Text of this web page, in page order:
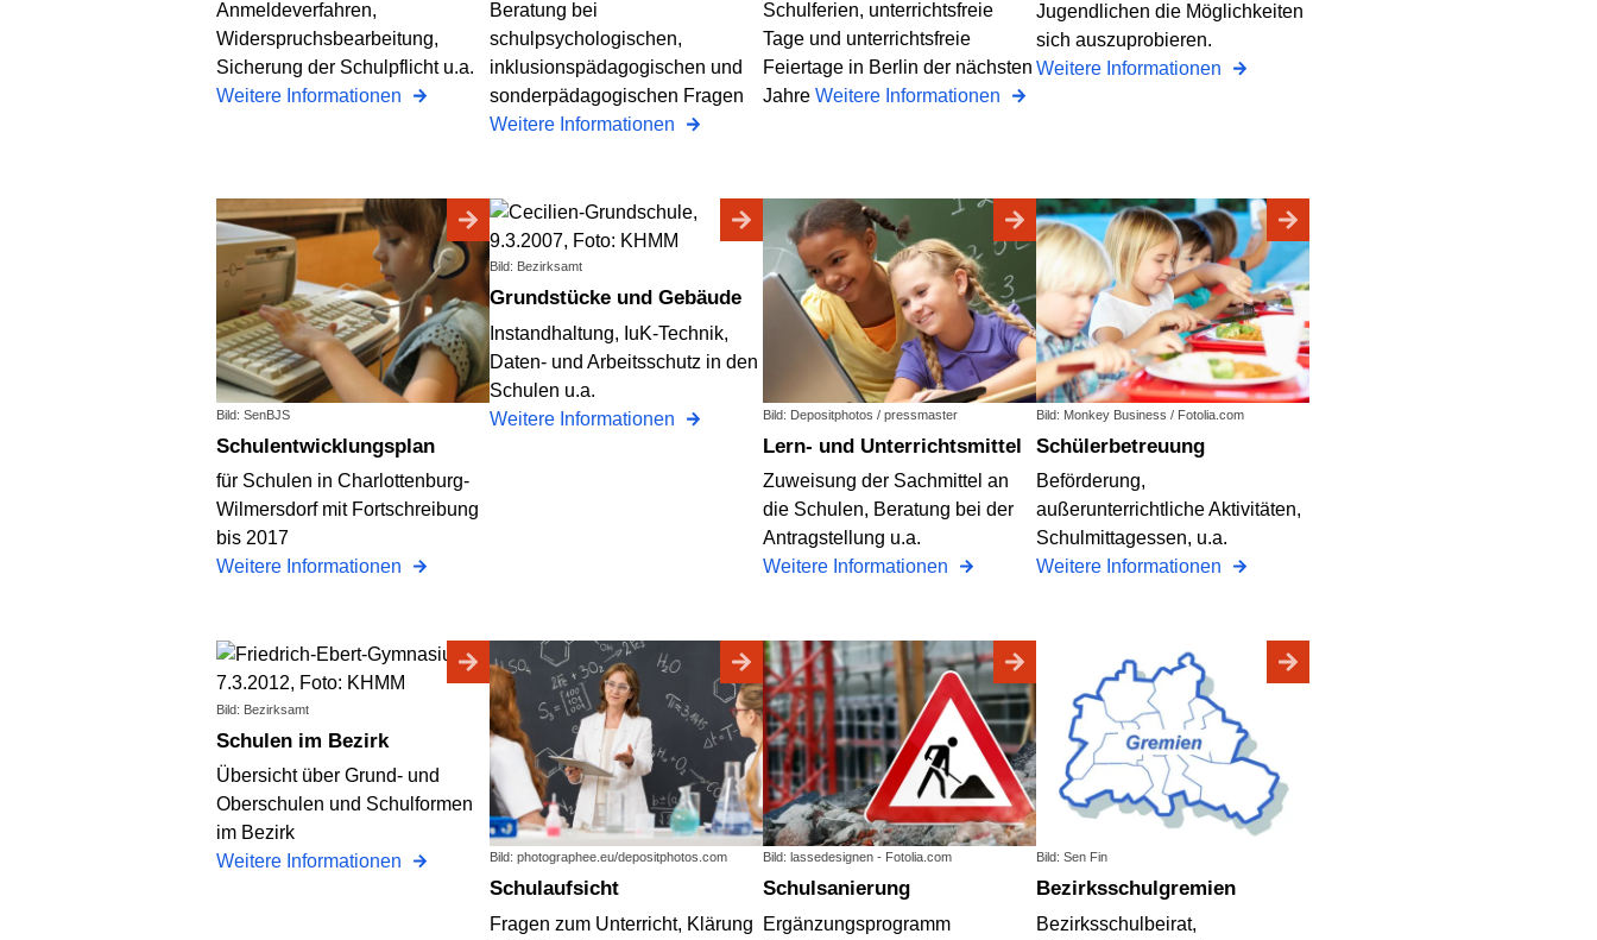
Anmeldeverfahren,
Widerspruchsbearbeitung,
Sicherung der Schulpflicht u.a.
Weitere Informationen
Beratung bei
schulpsychologischen,
inklusionspädagogischen und
sonderpädagogischen Fragen
Weitere Informationen
Schulferien, unterrichtsfreie
Tage und unterrichtsfreie
Feiertage in Berlin der nächsten
Jahre Weitere Informationen
Jugendlichen die Möglichkeiten
sich auszuprobieren.
Weitere Informationen
Bild: SenBJS
Schulentwicklungsplan
für Schulen in Charlottenburg-
Wilmersdorf mit Fortschreibung
bis 2017
Weitere Informationen
Bild: Bezirksamt
Grundstücke und Gebäude
Instandhaltung, IuK-Technik,
Daten- und Arbeitsschutz in den
Schulen u.a.
Weitere Informationen
Bild: Depositphotos / pressmaster
Lern- und Unterrichtsmittel
Zuweisung der Sachmittel an
die Schulen, Beratung bei der
Antragstellung u.a.
Weitere Informationen
Bild: Monkey Business / Fotolia.com
Schülerbetreuung
Beförderung,
außerunterrichtliche Aktivitäten,
Schulmittagessen, u.a.
Weitere Informationen
Bild: Bezirksamt
Schulen im Bezirk
Übersicht über Grund- und
Oberschulen und Schulformen
im Bezirk
Weitere Informationen
Bild: photographee.eu/depositphotos.com
Schulaufsicht
Fragen zum Unterricht, Klärung
Bild: lassedesignen - Fotolia.com
Schulsanierung
Ergänzungsprogramm
Bild: Sen Fin
Bezirksschulgremien
Bezirksschulbeirat,